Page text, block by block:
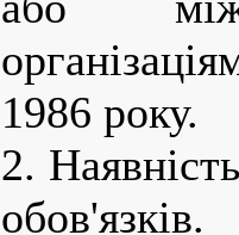
1986 року.
2.
обов'язків.